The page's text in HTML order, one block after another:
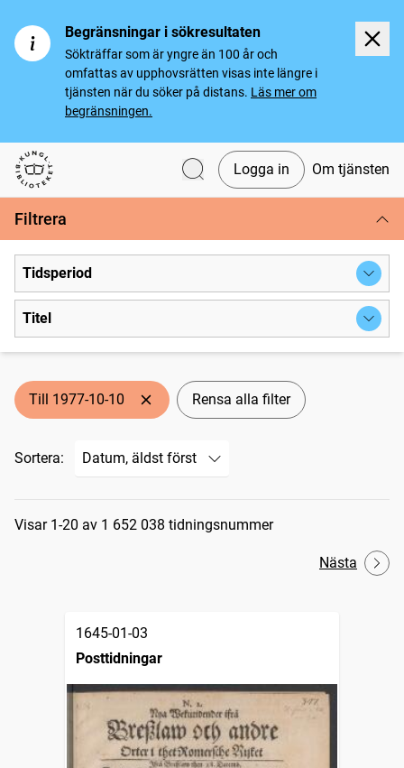
Begränsningar i sökresultaten
Sökträffar som är yngre än 100 år och
omfattas av upphovsrätten visas inte längre i
tjänsten när du söker på distans. Läs mer om
begränsningen.
Svenska tidningar
Logga in Om tjänsten
Filtrera
Tidsperiod
Titel
Till 1977-10-10 Rensa alla filter
Sortera:
Sökresultat
Visar 1-20 av 1 652 038 tidningsnummer
Nästa
1645-01-03
Posttidningar